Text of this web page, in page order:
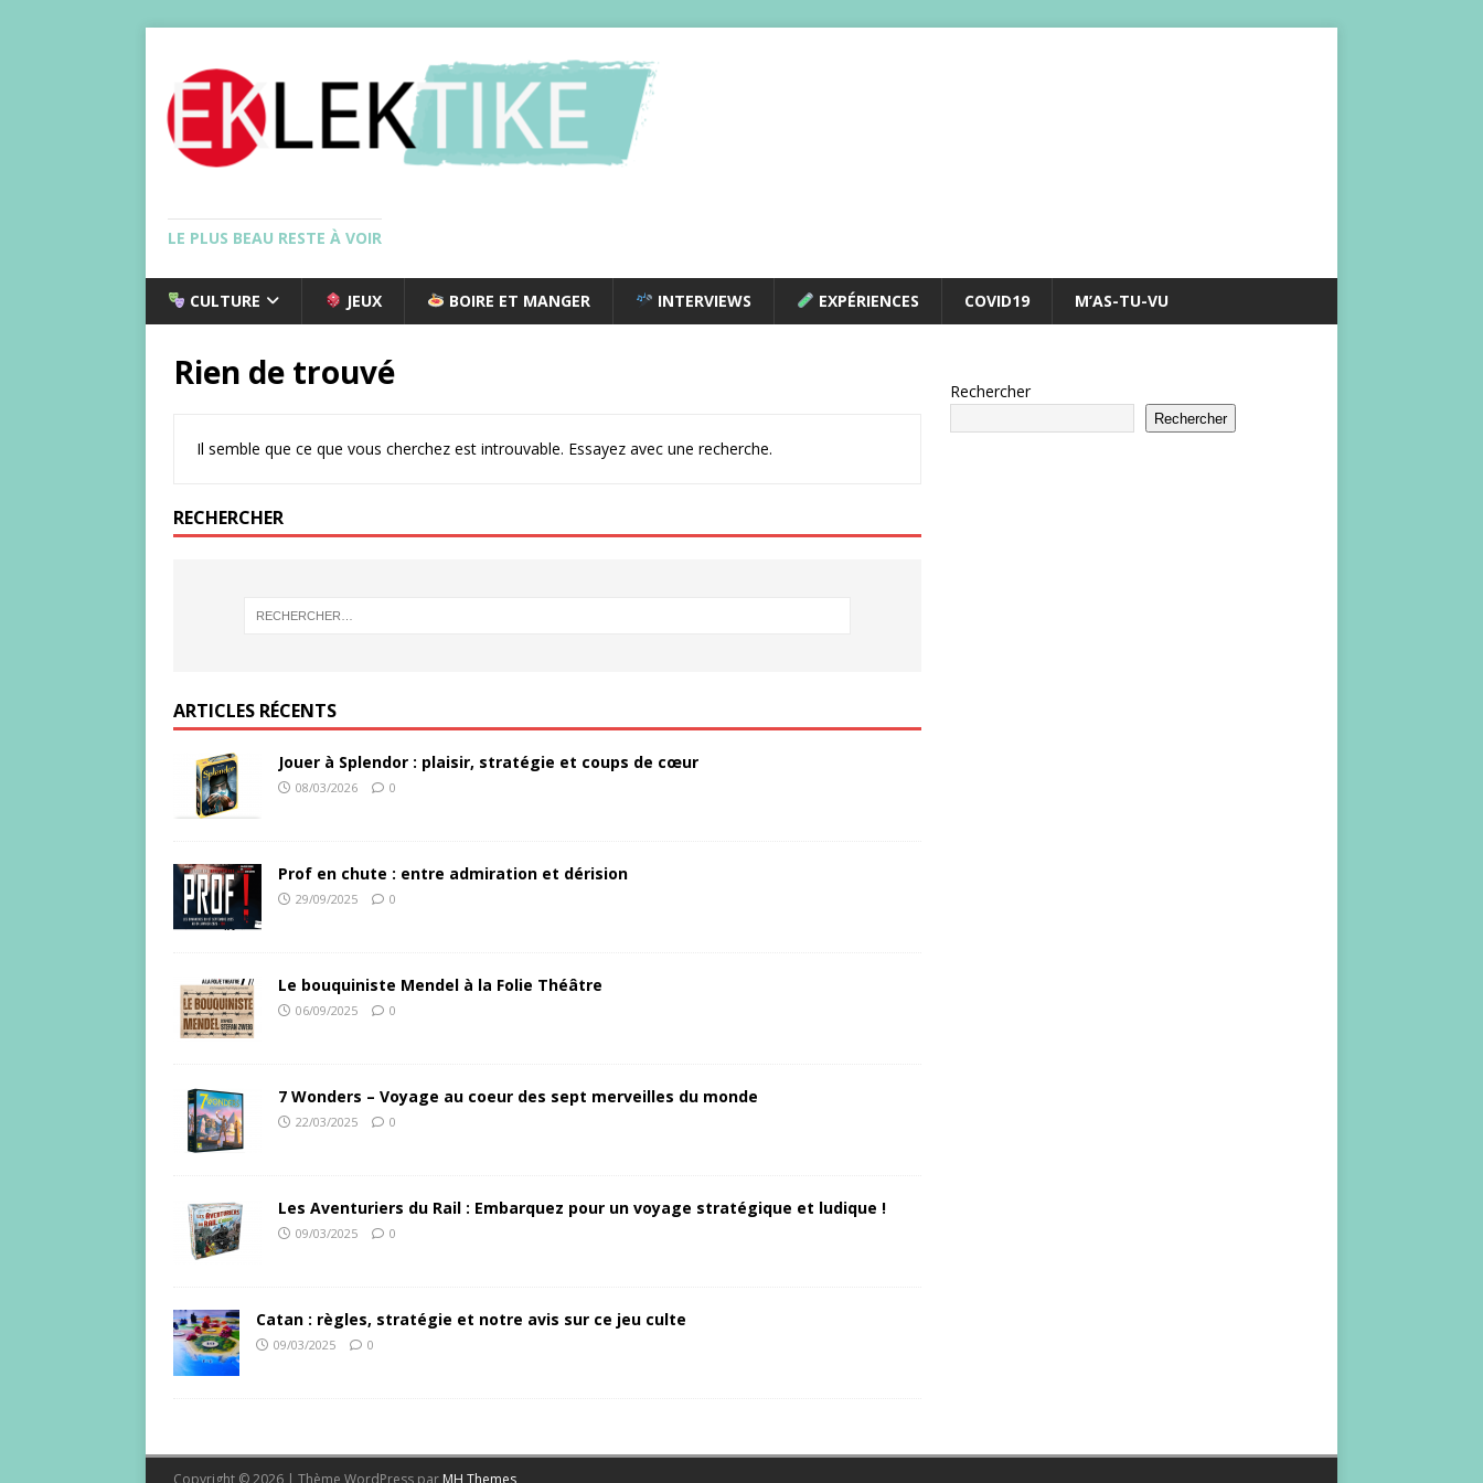
LE PLUS BEAU RESTE À VOIR
CULTURE JEUX BOIRE ET MANGER INTERVIEWS EXPÉRIENCES COVID19 M’AS-TU-VU
Rien de trouvé
Il semble que ce que vous cherchez est introuvable. Essayez avec une recherche.
RECHERCHER
ARTICLES RÉCENTS
Jouer à Splendor : plaisir, stratégie et coups de cœur
08/03/2026 0
Prof en chute : entre admiration et dérision
29/09/2025 0
Le bouquiniste Mendel à la Folie Théâtre
06/09/2025 0
7 Wonders – Voyage au coeur des sept merveilles du monde
22/03/2025 0
Les Aventuriers du Rail : Embarquez pour un voyage stratégique et ludique !
09/03/2025 0
Catan : règles, stratégie et notre avis sur ce jeu culte
09/03/2025 0
Rechercher
Rechercher
Copyright © 2026 | Thème WordPress par MH Themes